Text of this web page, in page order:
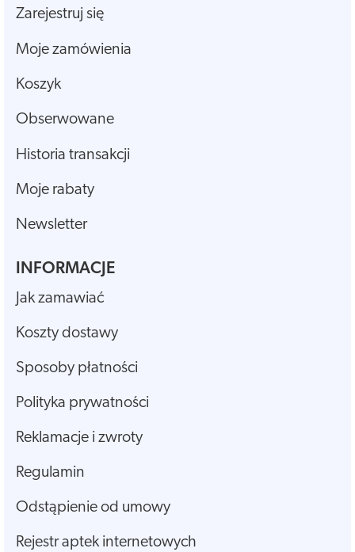
Zarejestruj się
Moje zamówienia
Koszyk
Obserwowane
Historia transakcji
Moje rabaty
Newsletter
INFORMACJE
Jak zamawiać
Koszty dostawy
Sposoby płatności
Polityka prywatności
Reklamacje i zwroty
Regulamin
Odstąpienie od umowy
Rejestr aptek internetowych